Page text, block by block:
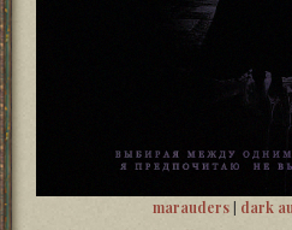
marauders| dark au